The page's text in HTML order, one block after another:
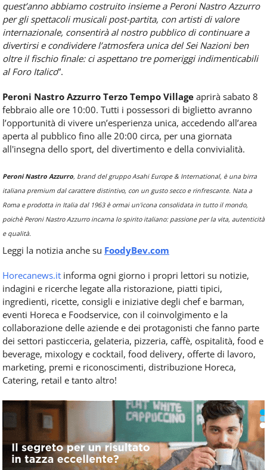
quest’anno abbiamo costruito insieme a Peroni Nastro Azzurro
per gli spettacoli musicali post-partita, con artisti di valore
internazionale, consentirà al nostro pubblico di continuare a
divertirsi e condividere l’atmosfera unica del Sei Nazioni ben
oltre il fischio finale: ci aspettano tre pomeriggi indimenticabili
al Foro Italico”.
Peroni Nastro Azzurro Terzo Tempo Village aprirà sabato 8
febbraio alle ore 10:00. Tutti i possessori di biglietto avranno
l’opportunità di vivere un’esperienza unica, accedendo all’area
aperta al pubblico fino alle 20:00 circa, per una giornata
all'insegna dello sport, del divertimento e della convivialità.
Peroni Nastro Azzurro, brand del gruppo Asahi Europe & International, è una birra
italiana premium dal carattere distintivo, con un gusto secco e rinfrescante. Nata a
Roma e prodotta in Italia dal 1963 è ormai un'icona consolidata in tutto il mondo,
poichè Peroni Nastro Azzurro incarna lo spirito italiano: passione per la vita, autenticità
e qualità.
Leggi la notizia anche su FoodyBev.com
Horecanews.it informa ogni giorno i propri lettori su notizie,
indagini e ricerche legate alla ristorazione, piatti tipici,
ingredienti, ricette, consigli e iniziative degli chef e barman,
eventi Horeca e Foodservice, con il coinvolgimento e la
collaborazione delle aziende e dei protagonisti che fanno parte
dei settori pasticceria, gelateria, pizzeria, caffè, ospitalità, food e
beverage, mixology e cocktail, food delivery, offerte di lavoro,
marketing, premi e riconoscimenti, distribuzione Horeca,
Catering, retail e tanto altro!